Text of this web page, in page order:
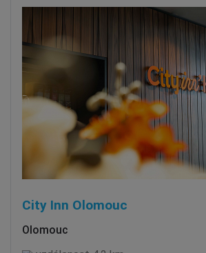
City Inn Olomouc
Olomouc